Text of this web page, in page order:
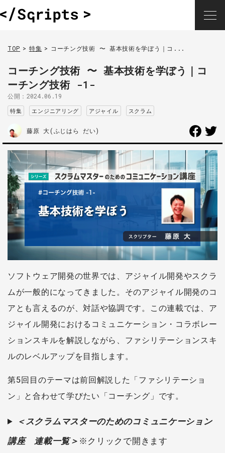
TOP 特集 コーチング技術 〜 基本技術を学ぼう｜コ...
コーチング技術 〜 基本技術を学ぼう｜コ
ーチング技術 -1-
公開：2024.06.19
特集 エンジニアリング アジャイル スクラム
藤原 大(ふじはら だい)
ソフトウェア開発の世界では、アジャイル開発やスクラ
ムが一般的になってきました。そのアジャイル開発のコ
アとも言えるのが、対話や協調です。この連載では、ア
ジャイル開発におけるコミュニケーション・コラボレー
ションスキルを解説しながら、ファシリテーションスキ
ルのレベルアップを目指します。
第5回目のテーマは前回解説した「ファシリテーショ
ン」と合わせて学びたい「コーチング」です。
＜スクラムマスターのためのコミュニケーション
講座 連載一覧＞ ※クリックで開きます